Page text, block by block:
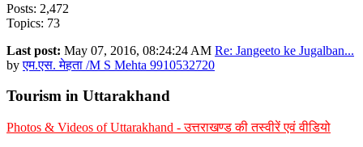
Posts: 2,472
Topics: 73
Last post: May 07, 2016, 08:24:24 AM Re: Jangeeto ke Jugalban...
byएम.एस. मेहता /M S Mehta 9910532720
Tourism in Uttarakhand
Photos & Videos of Uttarakhand - उत्तराखण्ड की तस्वीरें एवं वीडियो